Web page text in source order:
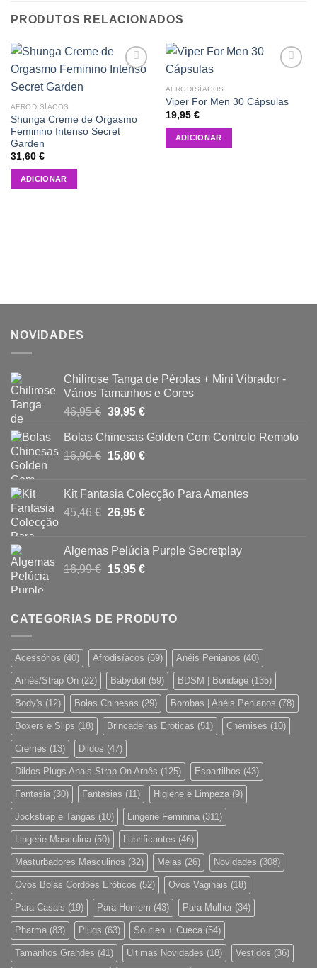
PRODUTOS RELACIONADOS
AFRODISÍACOS
Shunga Creme de Orgasmo
Feminino Intenso Secret
Garden
31,60 €
ADICIONAR
AFRODISÍACOS
Viper For Men 30 Cápsulas
19,95 €
ADICIONAR
NOVIDADES
Chilirose Tanga de Pérolas + Mini Vibrador -
Vários Tamanhos e Cores
46,95€ O
original
era:
39,95 €O
atual
é:
Bolas Chinesas Golden Com Controlo Remoto
16,90€ O
era:
16,90 €.
15,80 €O
é:
15,80 €.
Kit Fantasia Colecção Para Amantes
45,46€ O
era:
45,46 €.
26,95 €O
é:
26,95 €.
Algemas Pelúcia Purple Secretplay
16,99€ O
era:
15,95 €O
é:
CATEGORIAS DE PRODUTO
Acessórios (40) Afrodisíacos (59) Anéis Penianos (40)
Arnês/Strap On (22) Babydoll (59) BDSM | Bondage (135)
Body's (12) Bolas Chinesas (29) Bombas | Anéis Penianos (78)
Boxers e Slips (18) Brincadeiras Eróticas (51) Chemises (10)
Cremes (13) Dildos (47)
Dildos Plugs Anais Strap-On Arnês (125) Espartilhos (43)
Fantasia (30) Fantasias (11) Higiene e Limpeza (9)
Jockstrap e Tangas (10) Lingerie Feminina (311)
Lingerie Masculina (50) Lubrificantes (46)
Masturbadores Masculinos (32) Meias (26) Novidades (308)
Ovos Bolas Cordões Eróticos (52) Ovos Vaginais (18)
Para Casais (19) Para Homem (43) Para Mulher (34)
Pharma (83) Plugs (63) Soutien + Cueca (54)
Tamanhos Grandes (41) Ultimas Novidades (18) Vestidos (36)